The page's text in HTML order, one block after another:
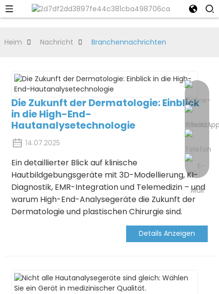
Heim Nachricht Branchennachrichten
Die Zukunft der Dermatologie: Einblick
in die High-End-
Hautanalysetechnologie
14.07.2025
Ein detaillierter Blick auf klinische
Hautbildgebungsgeräte mit 3D-Modellierung, KI-
Diagnostik, EMR-Integration und Telemedizin – und
warum High-End-Analysegeräte die Zukunft der
Dermatologie und plastischen Chirurgie sind.
Details Anzeigen